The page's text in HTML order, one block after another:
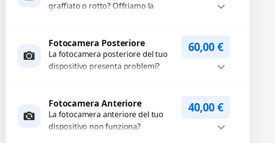
graffiato o rotto? Offriamo la
Fotocamera Posteriore
La fotocamera posteriore del tuo
dispositivo presenta problemi?
fuoco non funzionante,...
60,00€
Fotocamera Anteriore
La fotocamera anteriore del tuo
dispositivo non funziona?
40,00€